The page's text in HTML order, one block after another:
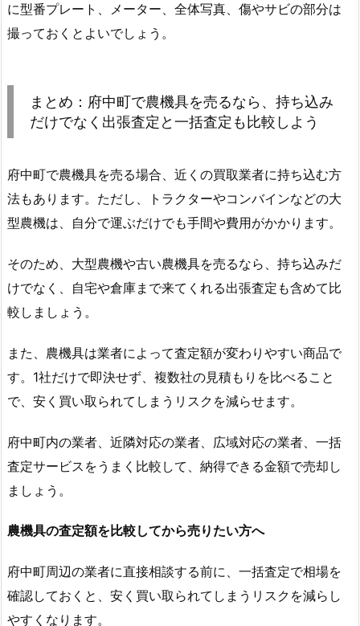
に型番プレート、メーター、全体写真、傷やサビの部分は
撮っておくとよいでしょう。
まとめ：府中町で農機具を売るなら、持ち込み
だけでなく出張査定と一括査定も比較しよう
府中町で農機具を売る場合、近くの買取業者に持ち込む方
法もあります。ただし、トラクターやコンバインなどの大
型農機は、自分で運ぶだけでも手間や費用がかかります。
そのため、大型農機や古い農機具を売るなら、持ち込みだ
けでなく、自宅や倉庫まで来てくれる出張査定も含めて比
較しましょう。
また、農機具は業者によって査定額が変わりやすい商品で
す。1社だけで即決せず、複数社の見積もりを比べること
で、安く買い取られてしまうリスクを減らせます。
府中町内の業者、近隣対応の業者、広域対応の業者、一括
査定サービスをうまく比較して、納得できる金額で売却し
ましょう。
農機具の査定額を比較してから売りたい方へ
府中町周辺の業者に直接相談する前に、一括査定で相場を
確認しておくと、安く買い取られてしまうリスクを減らし
やすくなります。